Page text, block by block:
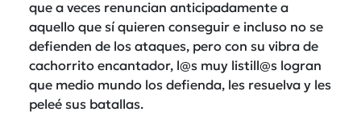
que a veces renuncian anticipadamente a
aquello que sí quieren conseguir e incluso no se
defienden de los ataques, pero con su vibra de
cachorrito encantador, l@s muy listill@s logran
que medio mundo los defienda, les resuelva y les
peleé sus batallas.